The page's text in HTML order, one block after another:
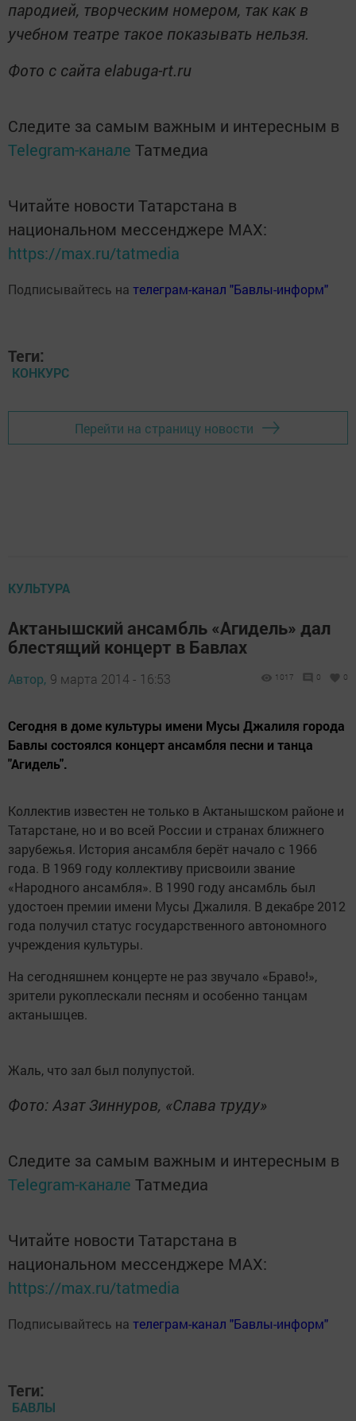
пародией, творческим номером, так как в
учебном театре такое показывать нельзя.
Фото с сайта elabuga-rt.ru
Следите за самым важным и интересным в
Telegram-канале Татмедиа
Читайте новости Татарстана в
национальном мессенджере MАХ:
https://max.ru/tatmedia
Подписывайтесь на телеграм-канал "Бавлы-информ"
Теги:
КОНКУРС
Перейти на страницу новости
КУЛЬТУРА
Актанышский ансамбль «Агидель» дал
блестящий концерт в Бавлах
Автор, 9 марта 2014 - 16:53 1017 0 0
Сегодня в доме культуры имени Мусы Джалиля города
Бавлы состоялся концерт ансамбля песни и танца
"Агидель".
Коллектив известен не только в Актанышском районе и
Татарстане, но и во всей России и странах ближнего
зарубежья. История ансамбля берёт начало с 1966
года. В 1969 году коллективу присвоили звание
«Народного ансамбля». В 1990 году ансамбль был
удостоен премии имени Мусы Джалиля. В декабре 2012
года получил статус государственного автономного
учреждения культуры.
На сегодняшнем концерте не раз звучало «Браво!»,
зрители рукоплескали песням и особенно танцам
актанышцев.
Жаль, что зал был полупустой.
Фото: Азат Зиннуров, «Слава труду»
Следите за самым важным и интересным в
Telegram-канале Татмедиа
Читайте новости Татарстана в
национальном мессенджере MАХ:
https://max.ru/tatmedia
Подписывайтесь на телеграм-канал "Бавлы-информ"
Теги:
БАВЛЫ